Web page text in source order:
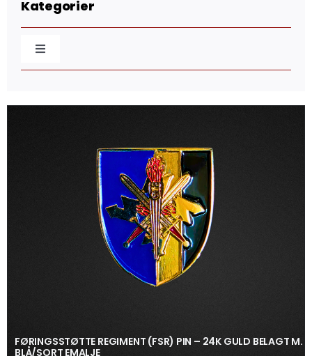
Kategorier
Toggle
Navigation
Caps & Beklædning
Distinktioner / Epaulettes
FØRINGSSTØTTE REGIMENT (FSR) PIN – 24K GULD BELAGT M.
BLÅ/SORT EMALJE